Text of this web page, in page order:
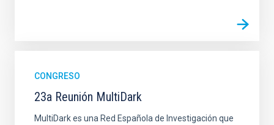
CONGRESO
23a Reunión MultiDark
MultiDark es una Red Española de Investigación que